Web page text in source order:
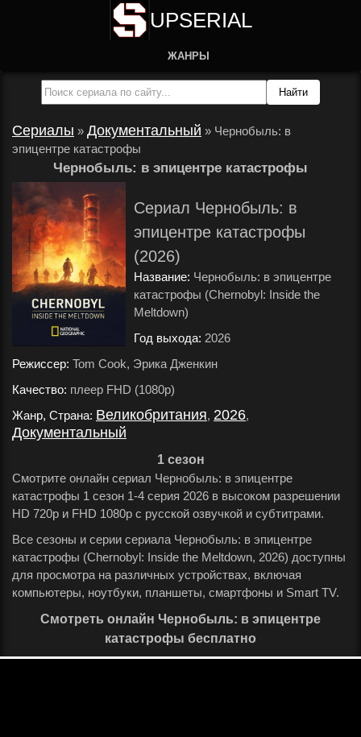
UPSERIAL
ЖАНРЫ
Сериалы » Документальный » Чернобыль: в
эпицентре катастрофы
Чернобыль: в эпицентре катастрофы
Сериал Чернобыль: в
эпицентре катастрофы
(2026)
Название: Чернобыль: в эпицентре
катастрофы (Chernobyl: Inside the
Meltdown)
Год выхода: 2026
Режиссер: Tom Cook, Эрика Дженкин
Качество: плеер FHD (1080p)
Жанр, Страна: Великобритания, 2026,
Документальный
1 сезон
Смотрите онлайн сериал Чернобыль: в эпицентре
катастрофы 1 сезон 1-4 серия 2026 в высоком разрешении
HD 720p и FHD 1080p с русской озвучкой и субтитрами.
Все сезоны и серии сериала Чернобыль: в эпицентре
катастрофы (Chernobyl: Inside the Meltdown, 2026) доступны
для просмотра на различных устройствах, включая
компьютеры, ноутбуки, планшеты, смартфоны и Smart TV.
Смотреть онлайн Чернобыль: в эпицентре
катастрофы бесплатно